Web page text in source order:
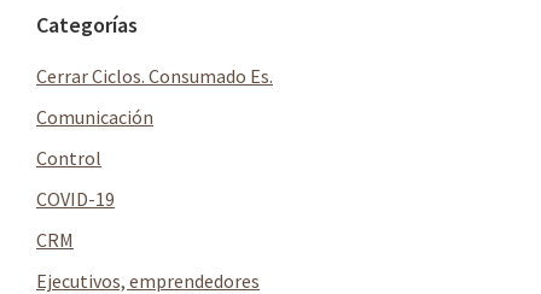
Barra
lateral
principal
Categorías
Cerrar Ciclos. Consumado Es.
Comunicación
Control
COVID-19
CRM
Ejecutivos, emprendedores